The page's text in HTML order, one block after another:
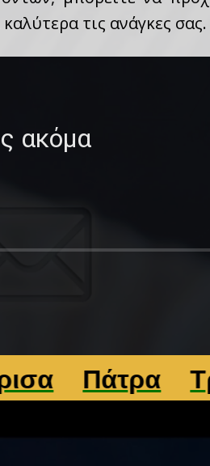
τις ανάγκες σας.
ακόμα
Τρίκαλα